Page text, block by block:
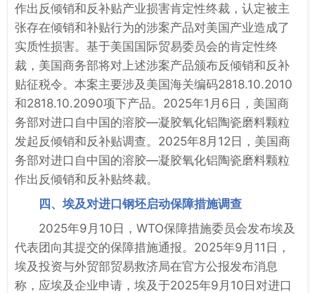
作出反倾销和反补贴产业损害肯定性终裁，认定被主
张存在倾销和补贴行为的涉案产品对美国产业造成了
实质性损害。基于美国国际贸易委员会的肯定性终
裁，美国商务部将对上述涉案产品颁布反倾销和反补
贴征税令。本案主要涉及美国海关编码2818.10.2010
和2818.10.2090项下产品。2025年1月6日，美国商
务部对进口自中国的溶胶—凝胶氧化铝陶瓷磨料颗粒
发起反倾销和反补贴调查。2025年8月12日，美国商
务部对进口自中国的溶胶—凝胶氧化铝陶瓷磨料颗粒
作出反倾销和反补贴终裁。
四、埃及对进口钢坯启动保障措施调查
2025年9月10日，WTO保障措施委员会发布埃及
代表团向其提交的保障措施通报。2025年9月11日，
埃及投资与外贸部贸易救济局在官方公报发布消息
称，应埃及企业申请，埃及于2025年9月10日对进口